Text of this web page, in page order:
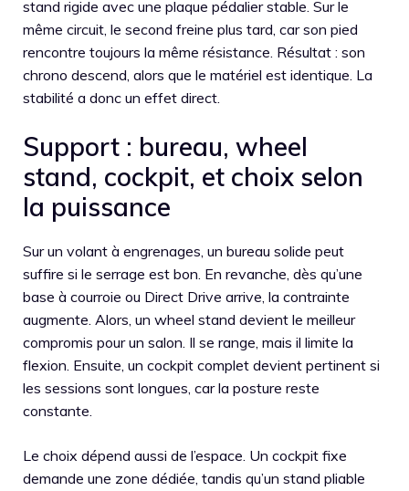
stand rigide avec une plaque pédalier stable. Sur le
même circuit, le second freine plus tard, car son pied
rencontre toujours la même résistance. Résultat : son
chrono descend, alors que le matériel est identique. La
stabilité a donc un effet direct.
Support : bureau, wheel
stand, cockpit, et choix selon
la puissance
Sur un volant à engrenages, un bureau solide peut
suffire si le serrage est bon. En revanche, dès qu’une
base à courroie ou Direct Drive arrive, la contrainte
augmente. Alors, un wheel stand devient le meilleur
compromis pour un salon. Il se range, mais il limite la
flexion. Ensuite, un cockpit complet devient pertinent si
les sessions sont longues, car la posture reste
constante.
Le choix dépend aussi de l’espace. Un cockpit fixe
demande une zone dédiée, tandis qu’un stand pliable